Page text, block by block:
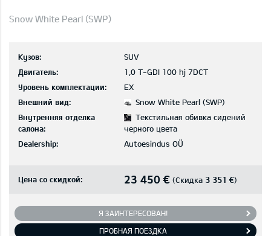
Snow White Pearl (SWP)
Кузов:
SUV
Двигатель:
1,0 T-GDI 100 hj 7DCT
Уровень комплектации:
EX
Внешний вид:
Snow White Pearl (SWP)
Внутренняя отделка
салона:
Текстильная обивка сидений
черного цвета
Dealership:
Autoesindus OÜ
Цена со скидкой: 23 450 € (Скидка 3 351 €)
Я ЗАИНТЕРЕСОВАН!
ПРОБНАЯ ПОЕЗДКА